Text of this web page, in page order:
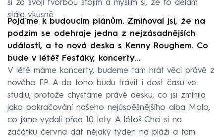
si za svojí tvorbou stojím a myslím si, že to dělám
stále vkusně.
Pojďme k budoucím plánům. Zmiňoval jsi, že na
podzim se odehraje jedna z nejzásadnějších
událostí, a to nová deska s Kenny Roughem. Co
bude v létě? Fesťáky, koncerty...
V létě máme koncerty, budeme tam hrát věci právě z
nového EP. A do toho budu trávit i dost času ve
studiu, protože chystáme právě desku, co jsi zmínila
jako pokračování našeho nejúspěšnějšího alba Molo,
co jsme vydali před 10 lety. A léto? Chci si na
začátku června dát nějaký týden na pláži a tam